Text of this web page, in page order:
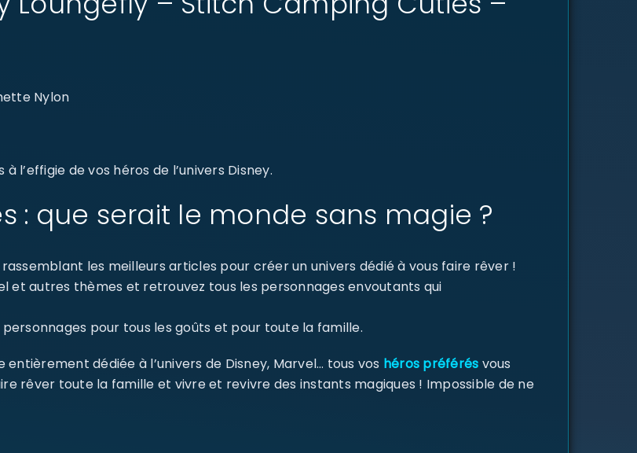
Nylon
l’effigie de vos héros de l’univers Disney.
: que serait le monde sans magie ?
les meilleurs articles pour créer un univers dédié à vous faire rêver !
et autres thèmes et retrouvez tous les personnages envoutants qui
pour tous les goûts et pour toute la famille.
dédiée à l’univers de Disney, Marvel… tous vos héros préférés vous
rêver toute la famille et vivre et revivre des instants magiques ! Impossible de ne